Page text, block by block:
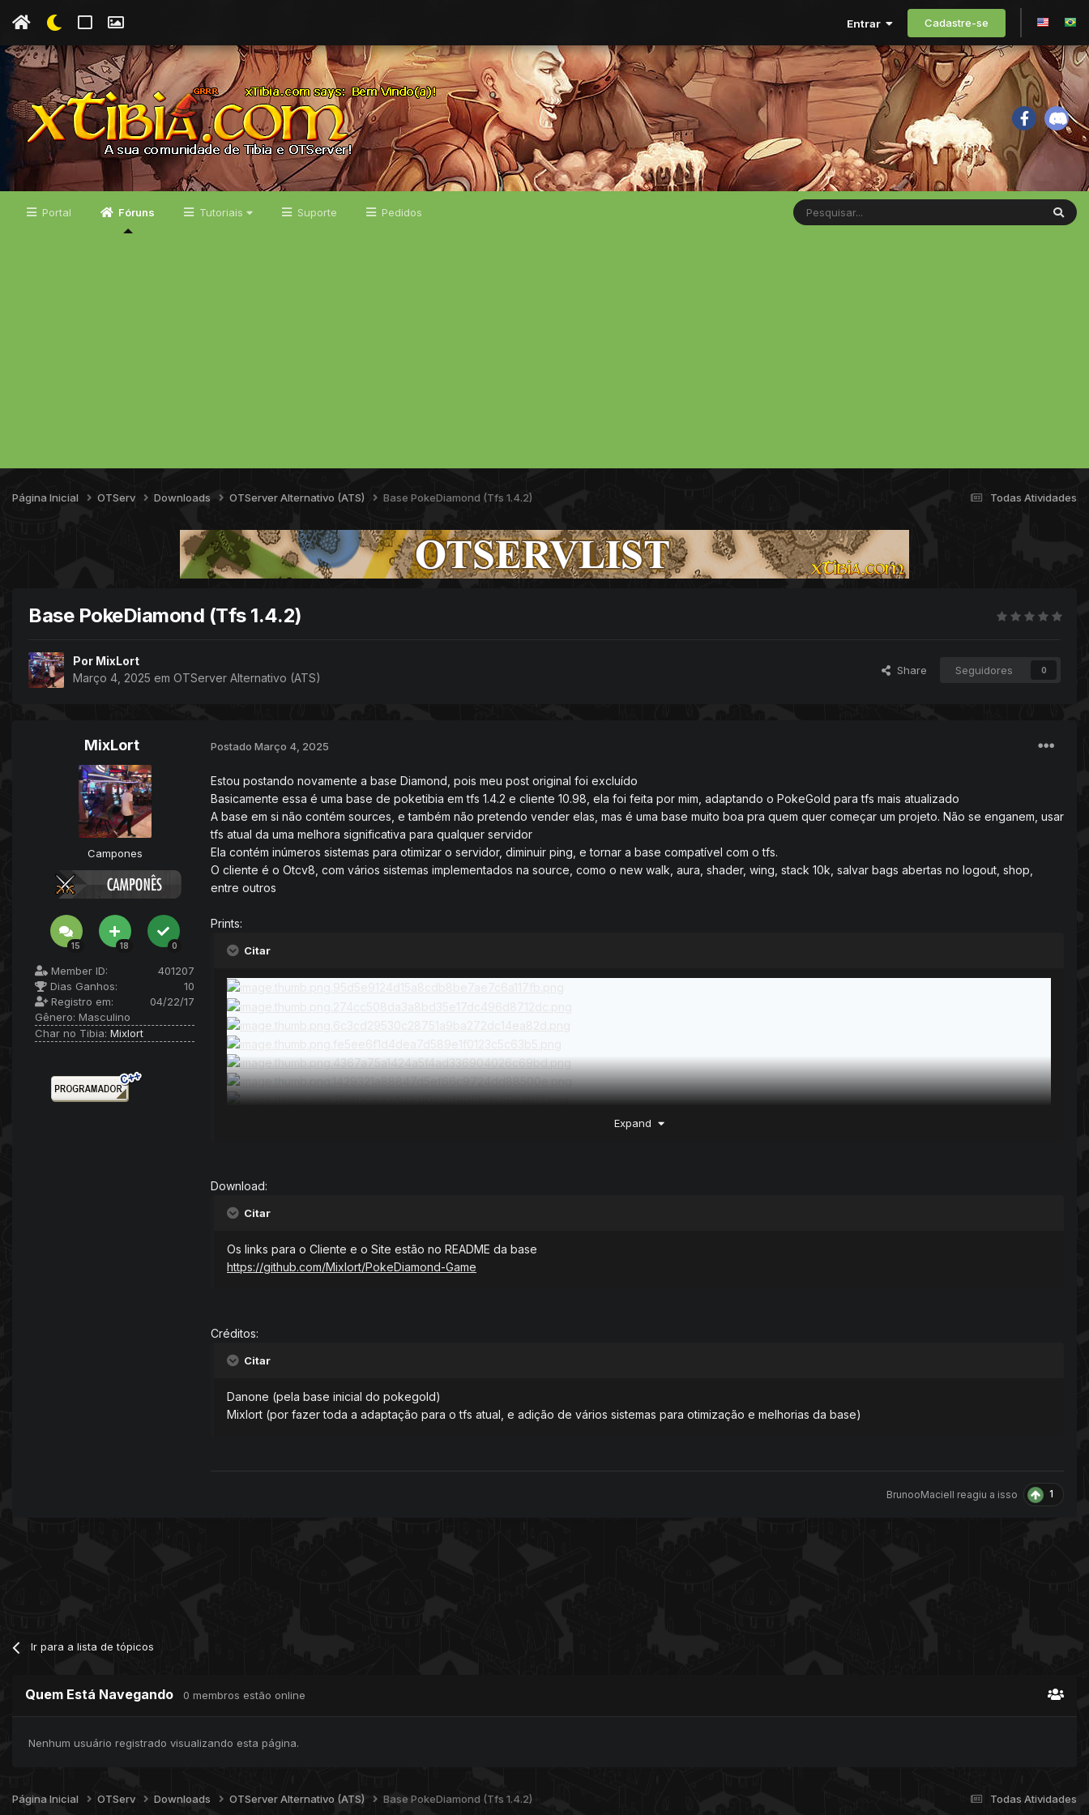
Entrar Cadastre-se
Portal Fóruns Tutoriais Suporte Pedidos
Todas Atividades
Página Inicial OTServ Downloads OTServer Alternativo (ATS) Base PokeDiamond (Tfs 1.4.2)
Base PokeDiamond (Tfs 1.4.2)
Por MixLort
Março 4, 2025 em OTServer Alternativo (ATS)
Share Seguidores 0
MixLort
Campones
15 18 0
Member ID:
401207
Dias Ganhos:
10
Registro em:
04/22/17
Gênero: Masculino
Char no Tibia: Mixlort
Postado Março 4, 2025
Estou postando novamente a base Diamond, pois meu post original foi excluído
Basicamente essa é uma base de poketibia em tfs 1.4.2 e cliente 10.98, ela foi feita por mim, adaptando o PokeGold para tfs mais atualizado
A base em si não contém sources, e também não pretendo vender elas, mas é uma base muito boa pra quem quer começar um projeto. Não se enganem, usar
tfs atual da uma melhora significativa para qualquer servidor
Ela contém inúmeros sistemas para otimizar o servidor, diminuir ping, e tornar a base compatível com o tfs.
O cliente é o Otcv8, com vários sistemas implementados na source, como o new walk, aura, shader, wing, stack 10k, salvar bags abertas no logout, shop,
entre outros
Prints:
Citar
Expand
Download:
Citar
Os links para o Cliente e o Site estão no README da base
https://github.com/Mixlort/PokeDiamond-Game
Créditos:
Citar
Danone (pela base inicial do pokegold)
Mixlort (por fazer toda a adaptação para o tfs atual, e adição de vários sistemas para otimização e melhorias da base)
BrunooMaciell reagiu a isso 1
Ir para a lista de tópicos
Quem Está Navegando 0 membros estão online
Nenhum usuário registrado visualizando esta página.
Todas Atividades
Página Inicial OTServ Downloads OTServer Alternativo (ATS) Base PokeDiamond (Tfs 1.4.2)